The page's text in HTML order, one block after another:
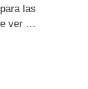
las
ver …